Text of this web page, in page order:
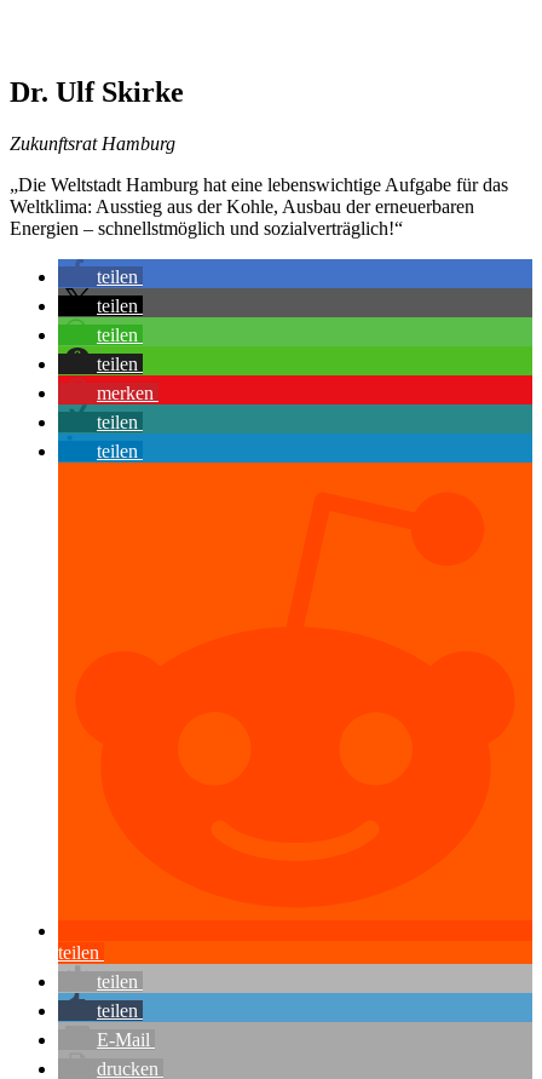
Dr. Ulf Skirke
Zukunftsrat Hamburg
„Die Weltstadt Hamburg hat eine lebenswichtige Aufgabe für das
Weltklima: Ausstieg aus der Kohle, Ausbau der erneuerbaren
Energien – schnellstmöglich und sozialverträglich!“
teilen
teilen
teilen
teilen
merken
teilen
teilen
teilen
teilen
teilen
E-Mail
drucken